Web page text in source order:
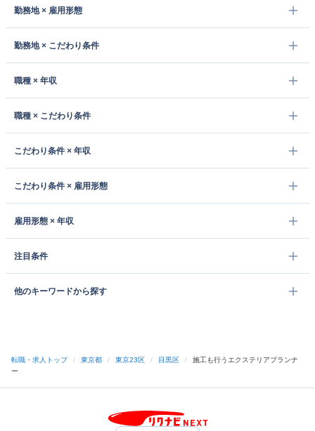
勤務地 × 雇用形態
勤務地 × こだわり条件
職種 × 年収
職種 × こだわり条件
こだわり条件 × 年収
こだわり条件 × 雇用形態
雇用形態 × 年収
注目条件
他のキーワードから探す
転職・求人トップ / 東京都 / 東京23区 / 目黒区 /
施工も行うエクステリアプランナ
ー